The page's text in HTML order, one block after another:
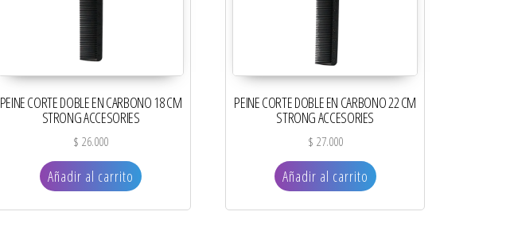
PEINE CORTE DOBLE EN CARBONO 18 CM
STRONG ACCESORIES
$ 26.000
Añadir al carrito
PEINE CORTE DOBLE EN CARBONO 22 CM
STRONG ACCESORIES
$ 27.000
Añadir al carrito